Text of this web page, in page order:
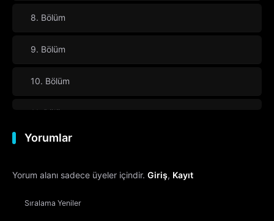
8. Bölüm
9. Bölüm
10. Bölüm
11. Bölüm
12. Bölüm
13. Bölüm
14. Bölüm
Yorumlar
Yorum alanı sadece üyeler içindir. Giriş, Kayıt
Sıralama Yeniler